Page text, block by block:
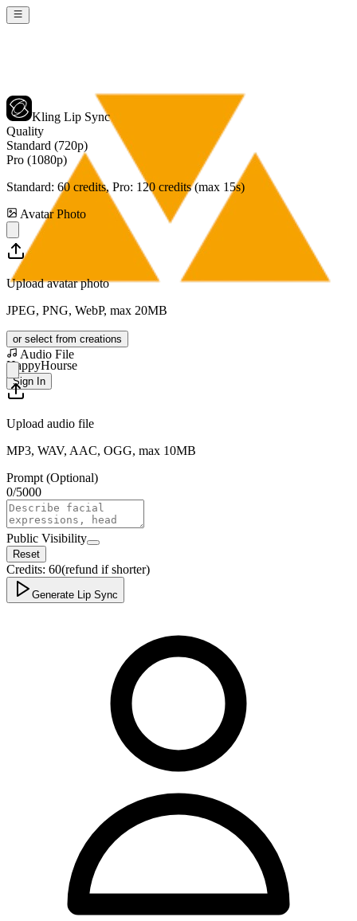
HappyHourse
Sign In
Kling Lip Sync
Quality
Standard (720p)
Pro (1080p)
Standard: 60 credits, Pro: 120 credits (max 15s)
Avatar Photo
Upload avatar photo
JPEG, PNG, WebP, max 20MB
or select from creations
Audio File
Upload audio file
MP3, WAV, AAC, OGG, max 10MB
Prompt (Optional)
0/5000
Public Visibility
Reset
Credits: 60(refund if shorter)
Generate Lip Sync